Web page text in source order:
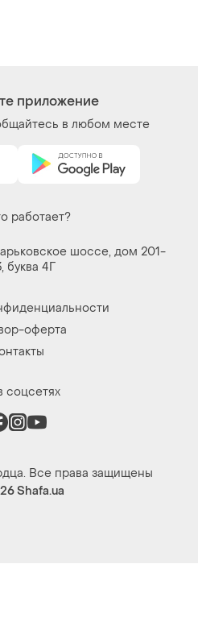
приложение
в любом месте
работает?
шоссе, дом 201-
буква 4Г
оферта
соцсетях
Все права защищены
Shafa.ua